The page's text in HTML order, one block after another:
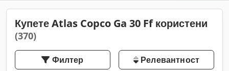
Купете Atlas Copco Ga 30 Ff користени
(370)
Филтер Релевантност